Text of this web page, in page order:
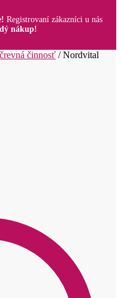
Registrovaní zákazníci u nás
nákup!
činnosť /Nordvital